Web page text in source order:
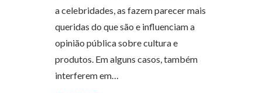
a celebridades, as fazem parecer mais
queridas do que são e influenciam a
opinião pública sobre cultura e
produtos. Em alguns casos, também
interferem em…